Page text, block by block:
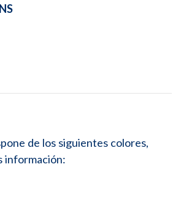
de los siguientes colores,
información: